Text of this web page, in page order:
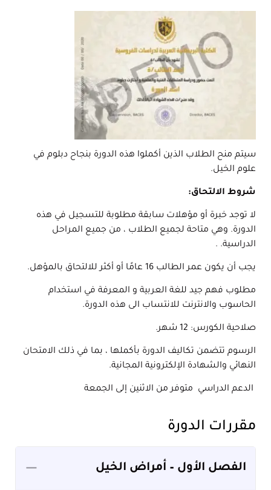
سيتم منح الطلاب الذين أكملوا هذه الدورة بنجاح دبلوم في
علوم الخيل.
شروط الالتحاق:
لا توجد خبرة أو مؤهلات سابقة مطلوبة للتسجيل في هذه
الدورة. وهي متاحة لجميع الطلاب ، من جميع المراحل
الدراسية. .
يجب أن يكون عمر الطالب 16 عامًا أو أكثر للالتحاق بالمؤهل.
مطلوب فهم جيد للغة العربية و المعرفة في استخدام
الحاسوب والانترنت للانتساب الى هذه الدورة.
صلاحية الكورس: 12 شهر.
الرسوم تتضمن تكاليف الدورة بأكملها ، بما في ذلك الامتحان
النهائي والشهادة الإلكترونية المجانية.
الدعم الدراسي متوفر من الاثنين إلى الجمعة
مقررات الدورة
الفصل الأول – أمراض الخيل